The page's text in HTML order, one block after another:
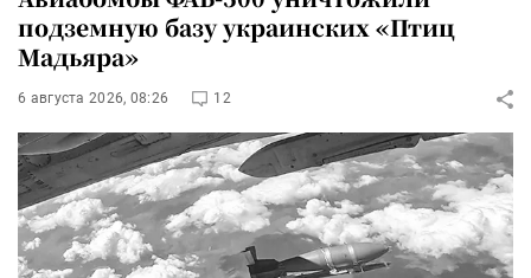
подземную базу украинских «Птиц
Мадьяра»
6 августа 2026, 08:26 12